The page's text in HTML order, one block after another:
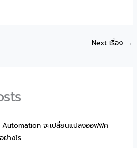
Next เรื่อง →